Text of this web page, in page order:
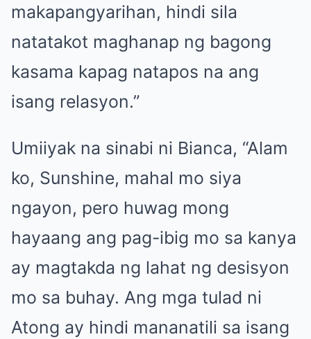
makapangyarihan, hindi sila
natatakot maghanap ng bagong
kasama kapag natapos na ang
isang relasyon.”
Umiiyak na sinabi ni Bianca, “Alam
ko, Sunshine, mahal mo siya
ngayon, pero huwag mong
hayaang ang pag-ibig mo sa kanya
ay magtakda ng lahat ng desisyon
mo sa buhay. Ang mga tulad ni
Atong ay hindi mananatili sa isang